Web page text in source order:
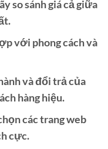
so sánh giá cả giữa
với phong cách và
và đổi trả của
hàng hiệu.
các trang web
cực.